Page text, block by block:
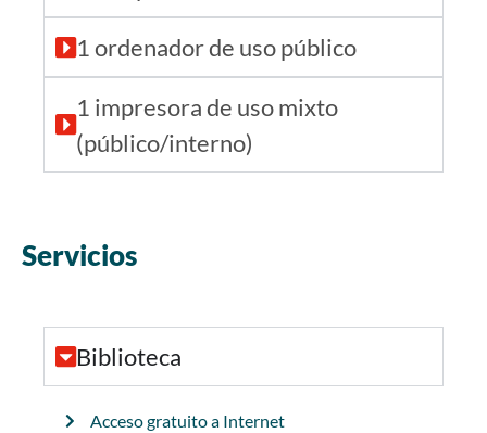
1 ordenador de uso público
1 impresora de uso mixto
(público/interno)
Servicios
Biblioteca
Acceso gratuito a Internet